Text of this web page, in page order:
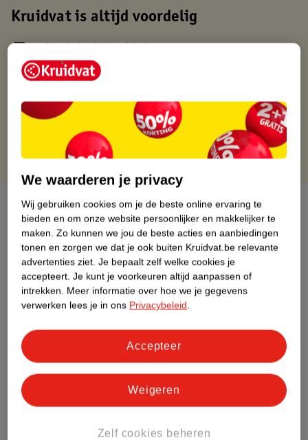
Kruidvat is altijd voordelig
Op werkdagen voor 22:00 uur besteld, volgende dag in huis
Gratis thuisbezorgd vanaf 50.00
Gratis punten met je Kruidvat kaart
Over dit product
Productinformatie
Etiketinformatie
Impact Score.
We waarderen je privacy
Wij gebruiken cookies om je de beste online ervaring te
bieden en om onze website persoonlijker en makkelijker te
maken. Zo kunnen we jou de beste acties en aanbiedingen
tonen en zorgen we dat je ook buiten Kruidvat.be relevante
advertenties ziet. Je bepaalt zelf welke cookies je
accepteert. Je kunt je voorkeuren altijd aanpassen of
intrekken. Meer informatie over hoe we je gegevens
verwerken lees je in ons Privacybeleid.
Zelf cookies beheren
Weigeren
Accepteer